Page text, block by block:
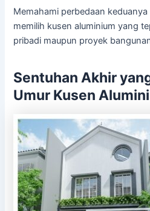
Memahami perbedaan
memilih kusen aluminium yang
pribadi maupun proyek
Sentuhan Akhir
Umur Kusen